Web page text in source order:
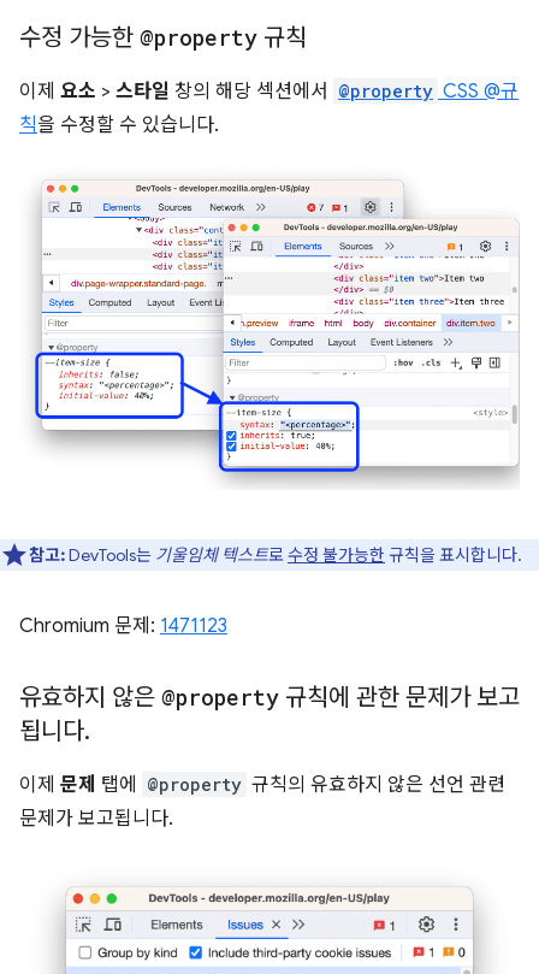
수정 가능한 @property 규칙
이제 요소 > 스타일 창의 해당 섹션에서 @property CSS @규
칙을 수정할 수 있습니다.
참고:DevTools는 기울임체 텍스트로 수정 불가능한 규칙을 표시합니다.
Chromium 문제: 1471123
유효하지 않은 @property 규칙에 관한 문제가 보고
됩니다.
이제 문제 탭에 @property 규칙의 유효하지 않은 선언 관련
문제가 보고됩니다.